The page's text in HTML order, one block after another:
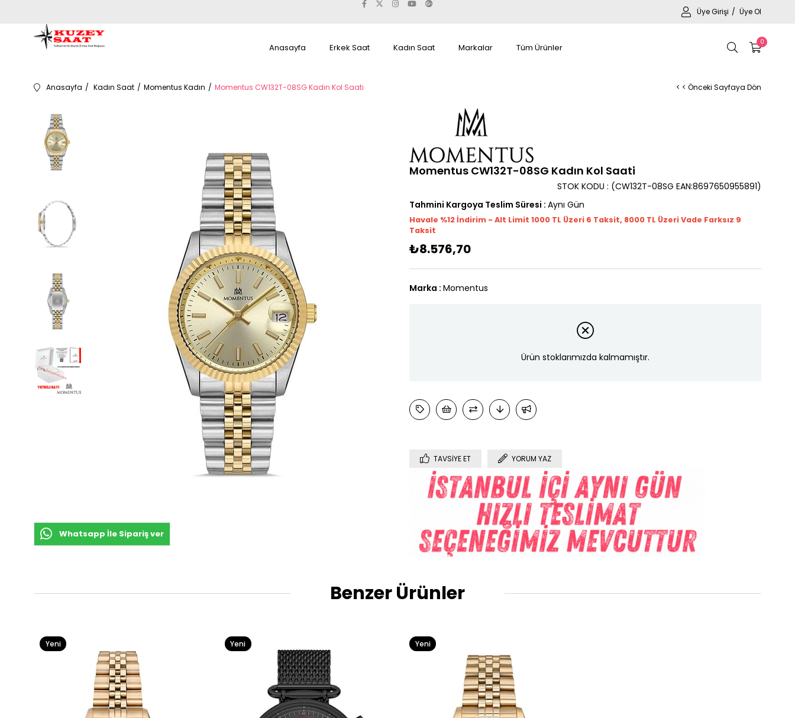
Üye Girişi Üye Ol
0
Anasayfa Erkek Saat Kadın Saat Markalar Tüm Ürünler
Anasayfa Kadın Saat Momentus Kadın Momentus CW132T-08SG Kadın Kol Saati < < Önceki Sayfaya Dön
Whatsapp İle Sipariş ver
Momentus CW132T-08SG Kadın Kol Saati
(CW132T-08SG EAN:8697650955891)
STOK KODU
Tahmini Kargoya Teslim Süresi : Aynı Gün
Havale %12 İndirim - Alt Limit 1000 TL Üzeri 6 Taksit, 8000 TL Üzeri Vade Farksız 9
Taksit
₺8.576,70
Marka : Momentus
Ürün stoklarımızda kalmamıştır.
TAVSIYE ET YORUM YAZ
Benzer Ürünler
Yeni
Yeni
Yeni